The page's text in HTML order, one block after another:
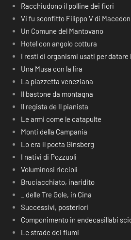
Racchiudono il polline dei fiori
Vi fu sconfitto Filippo V di
Un Comune del Mantovano
Hotel con angolo cottura
I resti di organismi usati per datare
Una Musa con la lira
La piazzetta veneziana
Il bastone da montagna
Il regista de Il pianista
Le armi come le catapulte
Monti della Campania
Lo era il poeta Ginsberg
I nativi di Pozzuoli
Voluminosi riccioli
Bruciacchiato, inaridito
_ delle Tre Gole, in Cina
Successivi, posteriori
Componimento in endecasillabi
Le strade dei fiumi